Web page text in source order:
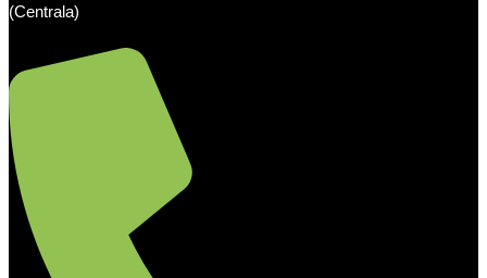
(Centrala)